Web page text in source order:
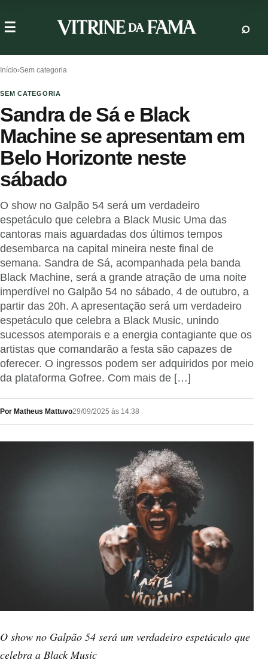
Início›Sem categoria
SEM CATEGORIA
Sandra de Sá e Black
Machine se apresentam em
Belo Horizonte neste
sábado
O show no Galpão 54 será um verdadeiro
espetáculo que celebra a Black Music Uma das
cantoras mais aguardadas dos últimos tempos
desembarca na capital mineira neste final de
semana. Sandra de Sá, acompanhada pela banda
Black Machine, será a grande atração de uma noite
imperdível no Galpão 54 no sábado, 4 de outubro, a
partir das 20h. A apresentação será um verdadeiro
espetáculo que celebra a Black Music, unindo
sucessos atemporais e a energia contagiante que os
artistas que comandarão a festa são capazes de
oferecer. O ingressos podem ser adquiridos por meio
da plataforma Gofree. Com mais de […]
Por Matheus Mattuvo29/09/2025 às 14:38
O show no Galpão 54 será um verdadeiro espetáculo que
celebra a Black Music